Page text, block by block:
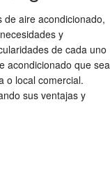
de aire acondicionado,
y
de cada uno
acondicionado que sea
o local comercial.
sus ventajas y